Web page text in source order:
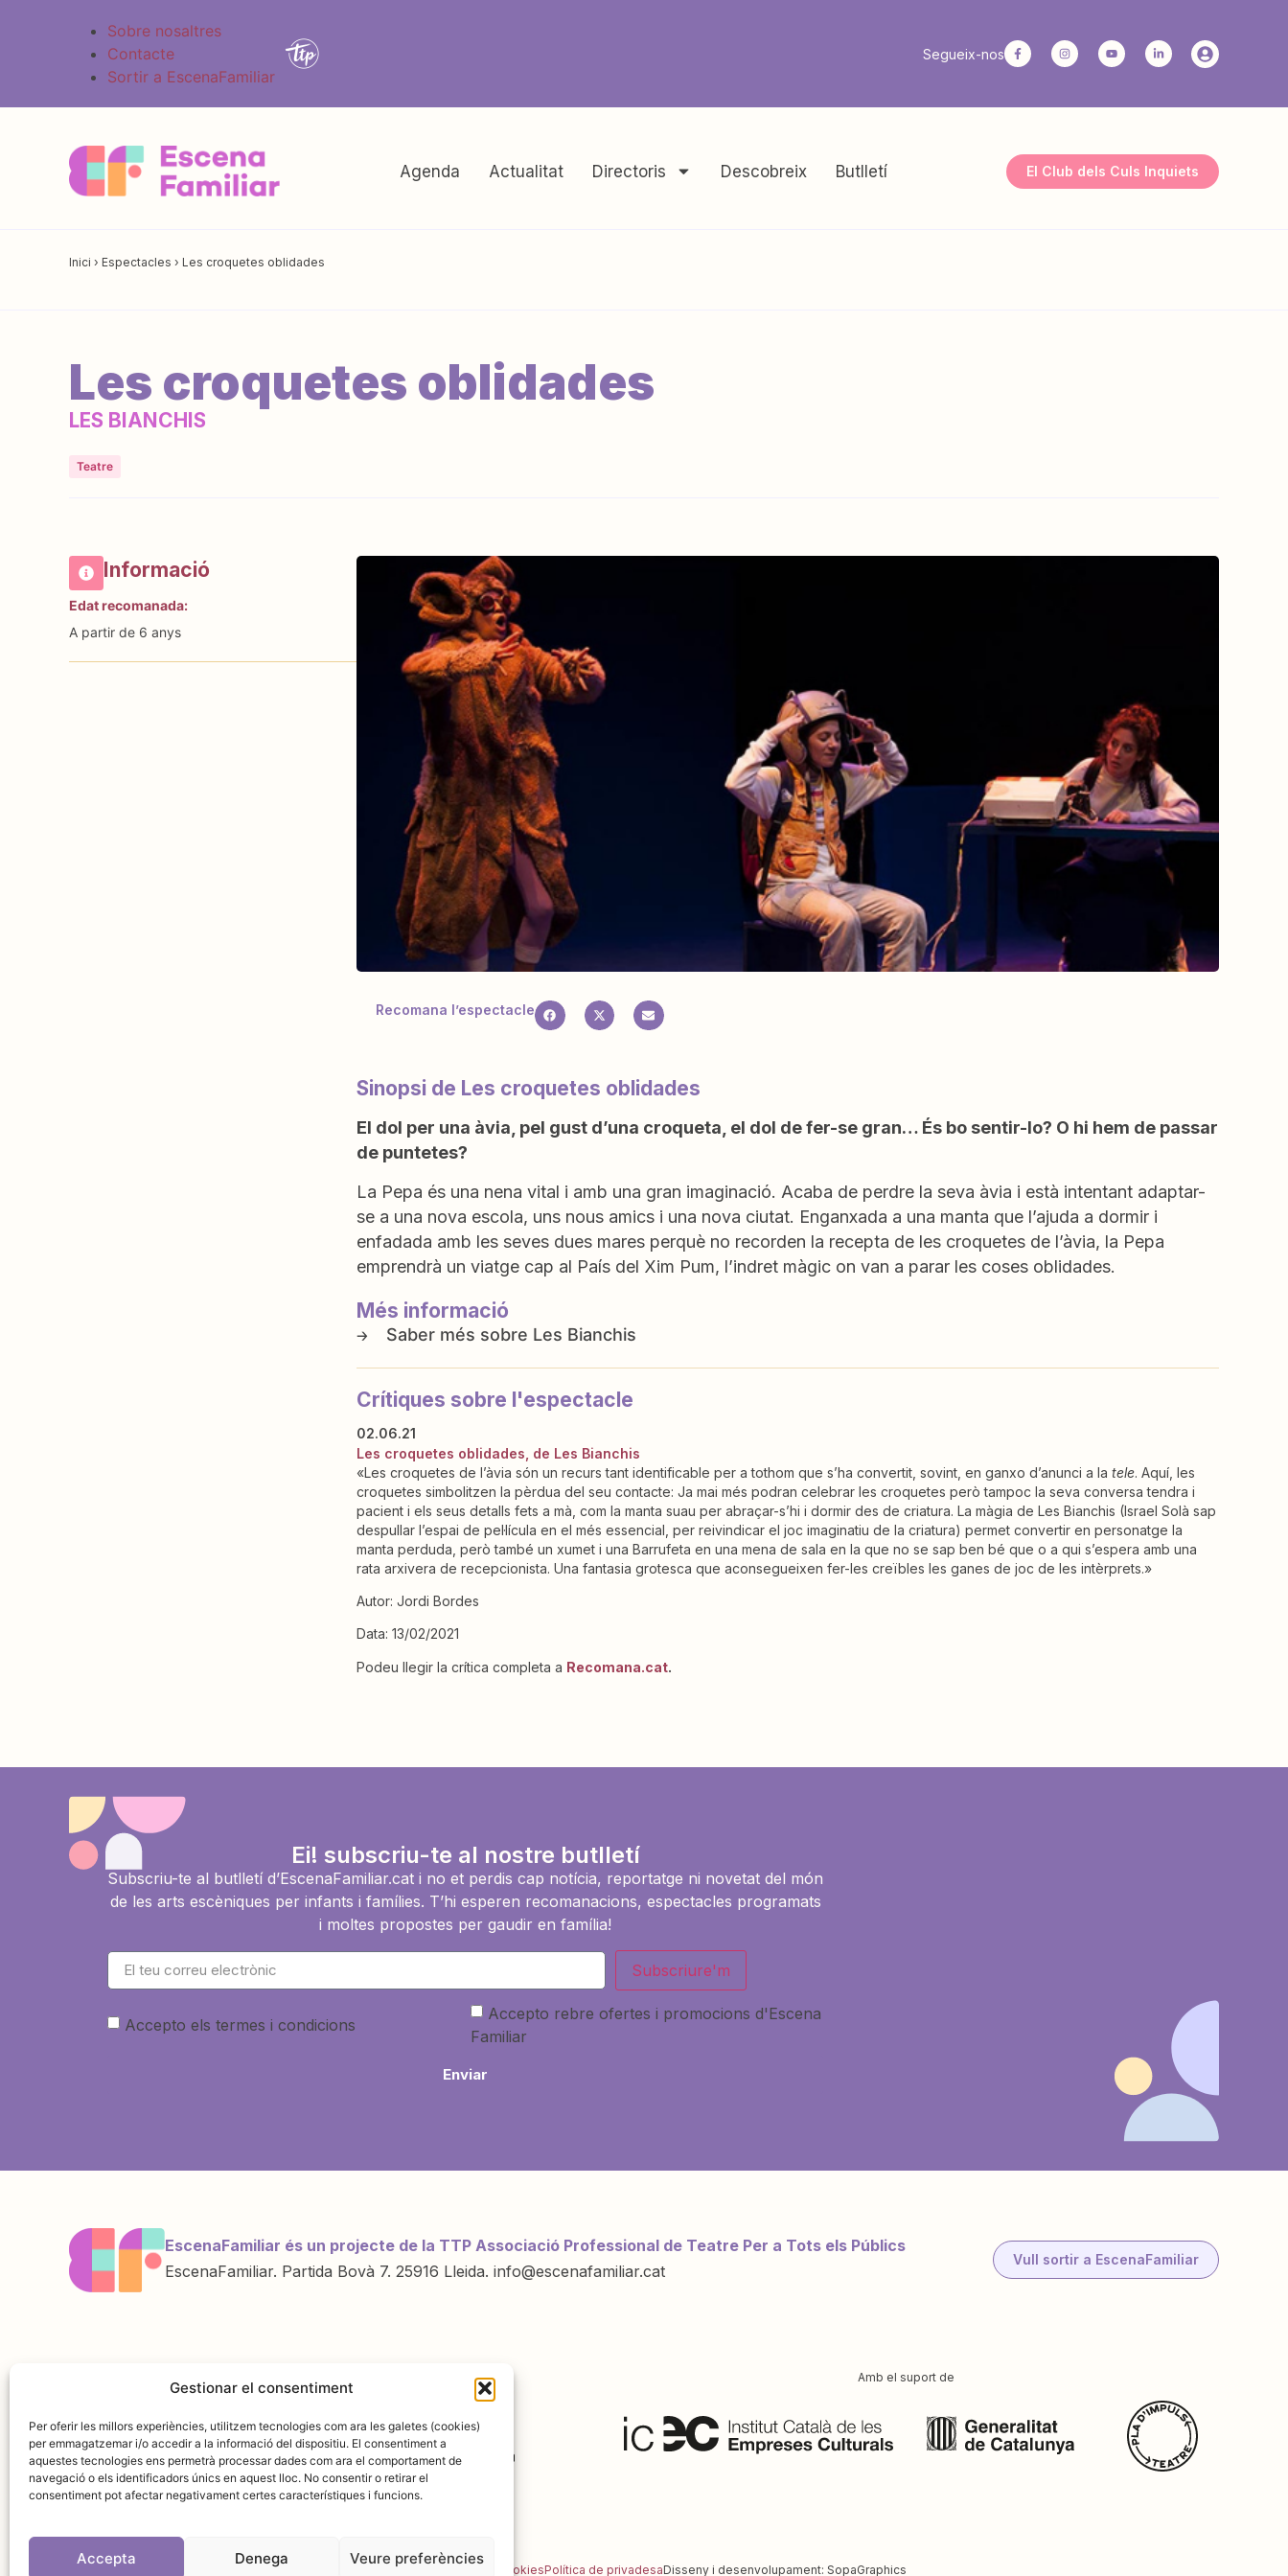
Gestionar el consentiment
Per oferir les millors experiències, utilitzem tecnologies com ara les galetes (cookies)
per emmagatzemar i/o accedir a la informació del dispositiu. El consentiment a
aquestes tecnologies ens permetrà processar dades com ara el comportament de
navegació o els identificadors únics en aquest lloc. No consentir o retirar el
consentiment pot afectar negativament certes característiques i funcions.
Accepta Denega Veure preferències
Sobre nosaltres
Contacte
Sortir a EscenaFamiliar
Segueix-nos
Agenda Actualitat Directoris Descobreix Butlletí El Club dels Culs Inquiets
Inici › Espectacles › Les croquetes oblidades
Les croquetes oblidades
LES BIANCHIS
Teatre
Informació
Edat recomanada:
A partir de 6 anys
Recomana l’espectacle
Sinopsi de Les croquetes oblidades
El dol per una àvia, pel gust d’una croqueta, el dol de fer-se gran… És bo sentir-lo? O hi hem de passar
de puntetes?
La Pepa és una nena vital i amb una gran imaginació. Acaba de perdre la seva àvia i està intentant adaptar-
se a una nova escola, uns nous amics i una nova ciutat. Enganxada a una manta que l’ajuda a dormir i
enfadada amb les seves dues mares perquè no recorden la recepta de les croquetes de l’àvia, la Pepa
emprendrà un viatge cap al País del Xim Pum, l’indret màgic on van a parar les coses oblidades.‬
Més informació
Les Bianchis
Crítiques sobre l'espectacle
02.06.21
Les croquetes oblidades, de Les Bianchis
«Les croquetes de l’àvia són un recurs tant identificable per a tothom que s’ha convertit, sovint, en ganxo d’anunci a la tele. Aquí, les
croquetes simbolitzen la pèrdua del seu contacte: Ja mai més podran celebrar les croquetes però tampoc la seva conversa tendra i
pacient i els seus detalls fets a mà, com la manta suau per abraçar-s’hi i dormir des de criatura. La màgia de Les Bianchis (Israel Solà sap
despullar l’espai de pel·lícula en el més essencial, per reivindicar el joc imaginatiu de la criatura) permet convertir en personatge la
manta perduda, però també un xumet i una Barrufeta en una mena de sala en la que no se sap ben bé que o a qui s’espera amb una
rata arxivera de recepcionista. Una fantasia grotesca que aconsegueixen fer-les creïbles les ganes de joc de les intèrprets.»
Autor: Jordi Bordes
Data: 13/02/2021
Podeu llegir la crítica completa a Recomana.cat.
Ei! subscriu-te al nostre butlletí
Subscriu-te al butlletí d’EscenaFamiliar.cat i no et perdis cap notícia, reportatge ni novetat del món
de les arts escèniques per infants i famílies. T’hi esperen recomanacions, espectacles programats
i moltes propostes per gaudir en família!
Subscriure'm
Accepto els termes i condicions
Accepto rebre ofertes i promocions d'Escena
Familiar
Enviar
EscenaFamiliar és un projecte de la TTP Associació Professional de Teatre Per a Tots els Públics
EscenaFamiliar. Partida Bovà 7. 25916 Lleida. info@escenafamiliar.cat
Vull sortir a EscenaFamiliar
Amb la col·laboració de: Amb el suport de
Avís legal Política de cookiesPolítica de privadesaDisseny i desenvolupament: SopaGraphics